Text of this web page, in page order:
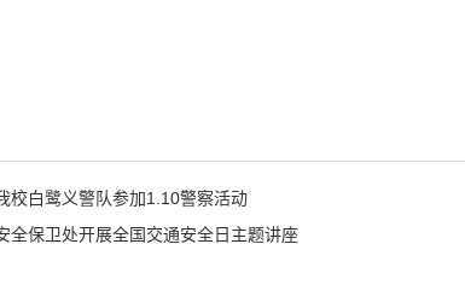
校白鹭义警队参加1.10警察活动
全保卫处开展全国交通安全日主题讲座